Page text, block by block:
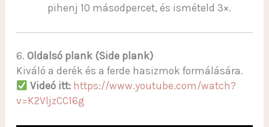
pihenj 10 másodpercet, és ismételd 3×.
6. Oldalsó plank (Side plank)
Kiváló a derék és a ferde hasizmok formálására.
Videó itt: https://www.youtube.com/watch?
v=K2VljzCC16g